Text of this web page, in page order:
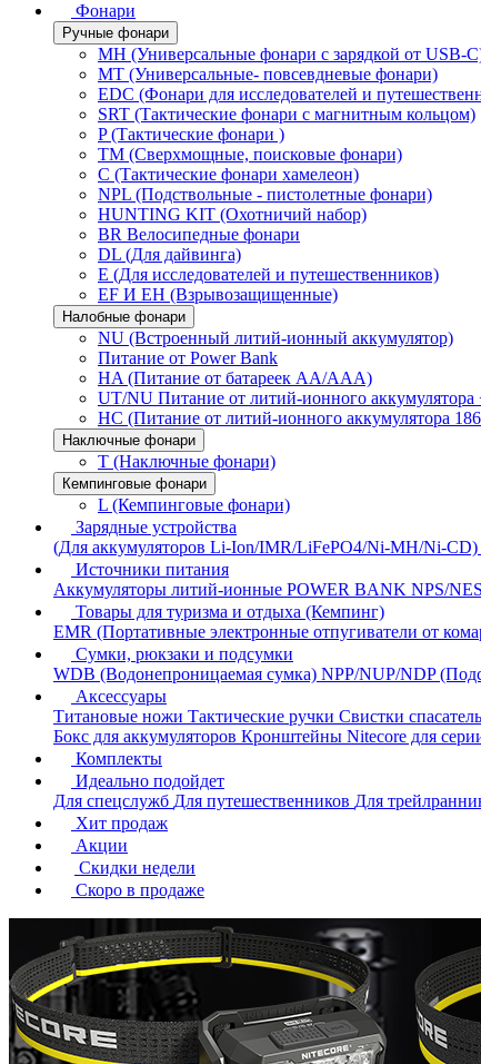
Фонари
Ручные фонари
MH (Универсальные фонари с зарядкой от USB-
MT (Универсальные- повсевдневые фонари)
EDC (Фонари для исследователей и
SRT (Тактические фонари с магнитным кольцом)
P (Тактические фонари )
TM (Сверхмощные, поисковые фонари)
C (Тактические фонари хамелеон)
NPL (Подствольные - пистолетные фонари)
HUNTING KIT (Охотничий набор)
BR Велосипедные фонари
DL (Для дайвинга)
E (Для исследователей и путешественников)
EF И EH (Взрывозащищенные)
Налобные фонари
NU (Встроенный литий-ионный аккумулятор)
Питание от Power Bank
HA (Питание от батареек AA/AAA)
UT/NU Питание от литий-ионного аккумулятора
HC (Питание от литий-ионного аккумулятора
Наключные фонари
T (Наключные фонари)
Кемпинговые фонари
L (Кемпинговые фонари)
Зарядные устройства
(Для аккумуляторов Li-Ion/IMR/LiFePO4/Ni-MH/Ni-CD)
Источники питания
Аккумуляторы литий-ионные POWER BANK NPS/
Товары для туризма и отдыха (Кемпинг)
EMR (Портативные электронные отпугиватели от
Сумки, рюкзаки и подсумки
WDB (Водонепроницаемая сумка) NPP/NUP/NDP
Аксессуары
Титановые ножи Тактические ручки Свистки
Бокс для аккумуляторов Кронштейны Nitecore для
Комплекты
Идеально подойдет
Для спецслужб Для путешественников Для
Хит продаж
Акции
Скидки недели
Скоро в продаже